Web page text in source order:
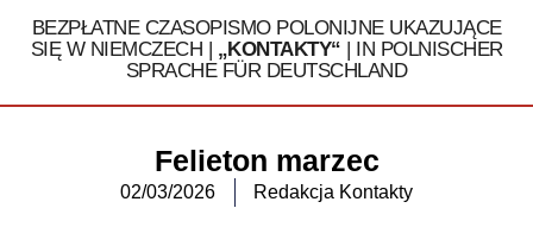
BEZPŁATNE CZASOPISMO POLONIJNE UKAZUJĄCE
SIĘ W NIEMCZECH | „KONTAKTY“ | IN POLNISCHER
SPRACHE FÜR DEUTSCHLAND
Tel. 030 / 324 16 32
Felieton marzec
02/03/2026 Redakcja Kontakty